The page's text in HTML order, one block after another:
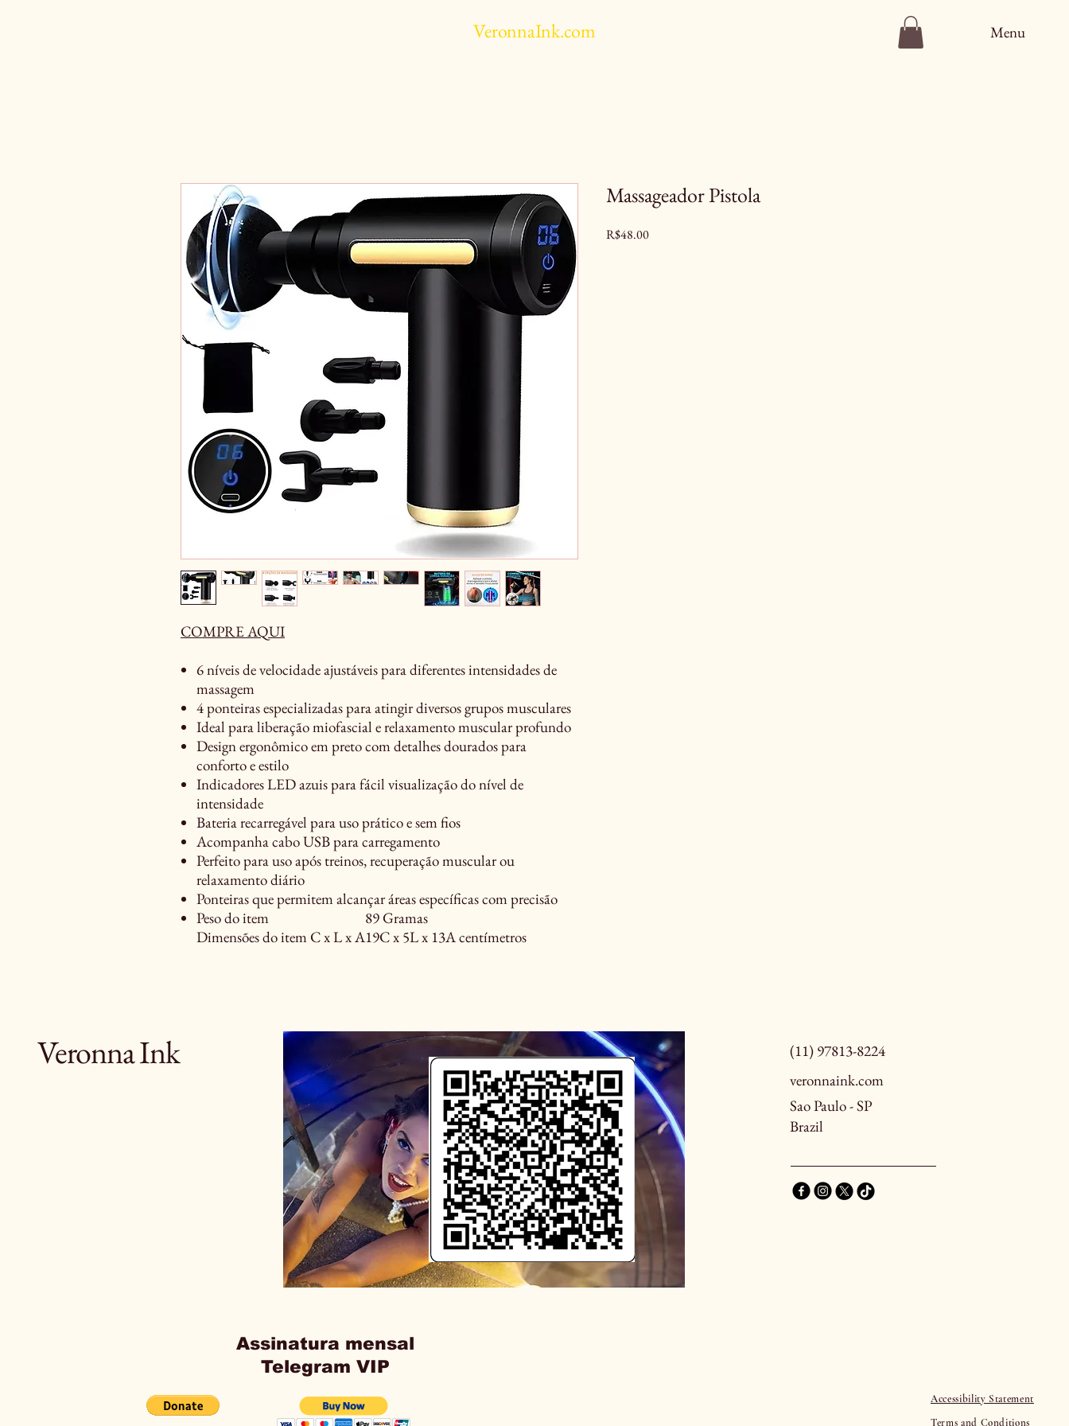
VeronnaInk.com Menu
COMPRE AQUI
6 níveis de velocidade ajustáveis para diferentes intensidades de
massagem
4 ponteiras especializadas para atingir diversos grupos musculares
Ideal para liberação miofascial e relaxamento muscular profundo
Design ergonômico em preto com detalhes dourados para
conforto e estilo
Indicadores LED azuis para fácil visualização do nível de
intensidade
Bateria recarregável para uso prático e sem fios
Acompanha cabo USB para carregamento
Perfeito para uso após treinos, recuperação muscular ou
relaxamento diário
Ponteiras que permitem alcançar áreas específicas com precisão
Peso do item
89 Gramas
Dimensões do item C x L x A19C x 5L x 13A centímetros
Massageador Pistola
R$48.00Price
Veronna Ink
(11) 97813-8224
veronnaink.com
Sao Paulo - SP
Brazil
Assinatura mensal
Telegram VIP
Accessibility Statement
Terms and Conditions